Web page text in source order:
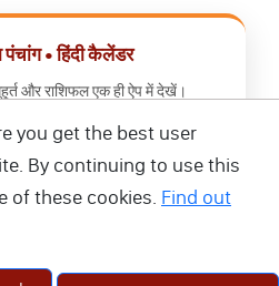
• हिंदी कैलेंडर
और राशिफल एक ही ऐप में देखें।
ऐप डाउनलोड करें
you get the best user
By continuing to use this
of these cookies. Find out